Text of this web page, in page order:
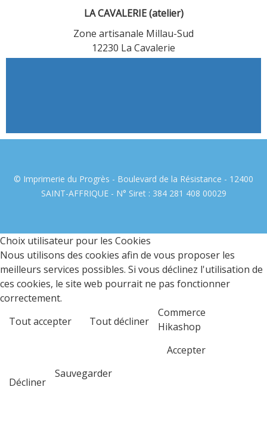
LA CAVALERIE (atelier)
Zone artisanale Millau-Sud
12230 La Cavalerie
© Imprimerie du Progrès - Boulevard de la Résistance - 12400
SAINT-AFFRIQUE - N° Siret : 384 281 408 00029
Choix utilisateur pour les Cookies
Nous utilisons des cookies afin de vous proposer les
meilleurs services possibles. Si vous déclinez l'utilisation de
ces cookies, le site web pourrait ne pas fonctionner
correctement.
Tout accepter
Tout décliner
Commerce
Hikashop
Accepter
Décliner
Sauvegarder